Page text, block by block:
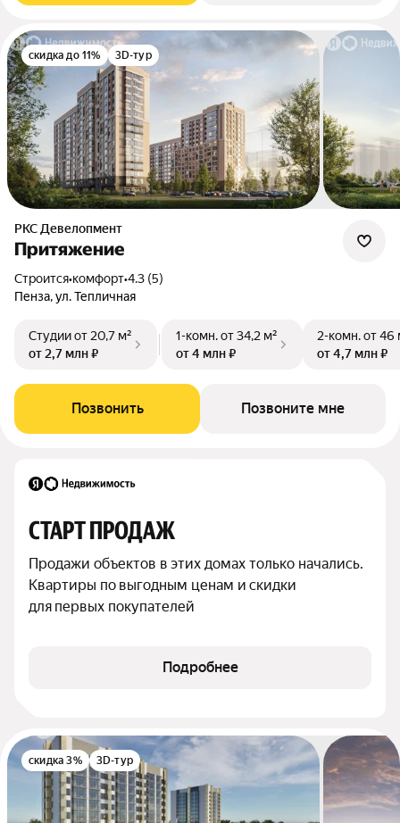
скидка до 11% 3D-тур
РКС Девелопмент
Притяжение
Строится•комфорт•4.3 (5)
Пенза, ул. Тепличная
Студииот 20,7 м²
от 2,7 млн ₽
1-комн.от 34,2 м²
от 4 млн ₽
2-комн.от 46
от 4,7 млн ₽
Позвонить Позвоните мне
СТАРТ ПРОДАЖ
Продажи объектов в этих домах только начались.
Квартиры по выгодным ценам и скидки
для первых покупателей
Подробнее
скидка 3% 3D-тур